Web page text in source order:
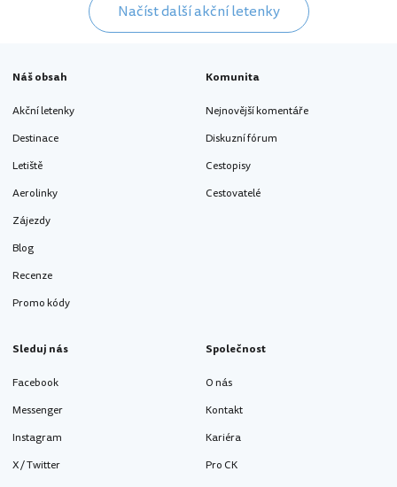
Načíst další akční letenky
Náš obsah
Akční letenky
Destinace
Letiště
Aerolinky
Zájezdy
Blog
Recenze
Promo kódy
Komunita
Nejnovější komentáře
Diskuzní fórum
Cestopisy
Cestovatelé
Sleduj nás
Facebook
Messenger
Instagram
X / Twitter
Společnost
O nás
Kontakt
Kariéra
Pro CK